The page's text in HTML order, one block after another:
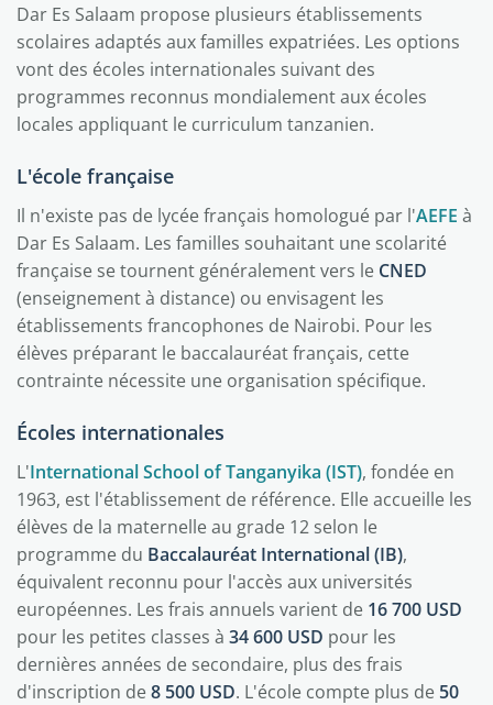
Dar Es Salaam propose plusieurs établissements
scolaires adaptés aux familles expatriées. Les options
vont des écoles internationales suivant des
programmes reconnus mondialement aux écoles
locales appliquant le curriculum tanzanien.
L'école française
Il n'existe pas de lycée français homologué par l'AEFE à
Dar Es Salaam. Les familles souhaitant une scolarité
française se tournent généralement vers le CNED
(enseignement à distance) ou envisagent les
établissements francophones de Nairobi. Pour les
élèves préparant le baccalauréat français, cette
contrainte nécessite une organisation spécifique.
Écoles internationales
L'International School of Tanganyika (IST), fondée en
1963, est l'établissement de référence. Elle accueille les
élèves de la maternelle au grade 12 selon le
programme du Baccalauréat International (IB),
équivalent reconnu pour l'accès aux universités
européennes. Les frais annuels varient de 16 700 USD
pour les petites classes à 34 600 USD pour les
dernières années de secondaire, plus des frais
d'inscription de8 500 USD. L'école compte plus de 50